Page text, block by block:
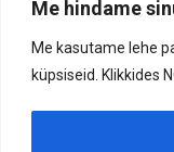
Me hindame
Me kasutame lehe
küpsiseid. Klikkides